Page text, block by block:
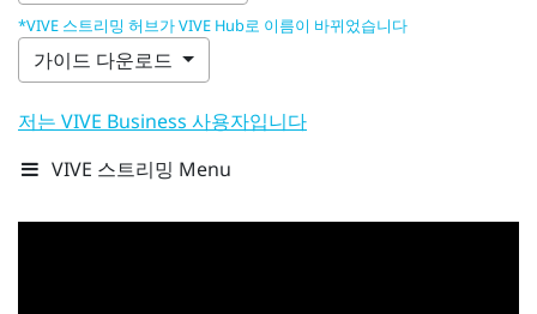
*VIVE 스트리밍 허브가 VIVE Hub로 이름이 바뀌었습니다
가이드 다운로드
저는 VIVE Business 사용자입니다
VIVE 스트리밍 Menu